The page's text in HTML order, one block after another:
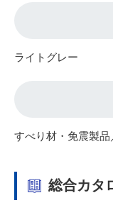
ライトグレー
すべり材・免震製
総合カタ